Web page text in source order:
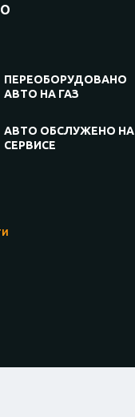
ПЕРЕОБОРУДОВАНО
АВТО НА ГАЗ
АВТО ОБСЛУЖЕНО НА
СЕРВИСЕ